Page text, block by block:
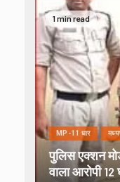
1 min read
MP-11 धार
पुलिस एक्शन
वाला आरोपी 12